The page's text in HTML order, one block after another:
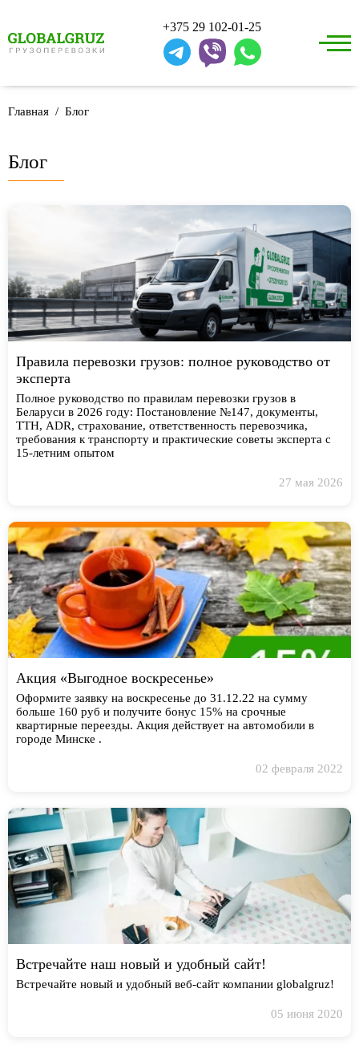
+375 29 102-01-25
Главная Блог
Блог
Правила перевозки грузов: полное руководство от
эксперта
Полное руководство по правилам перевозки грузов в
Беларуси в 2026 году: Постановление №147, документы,
ТТН, ADR, страхование, ответственность перевозчика,
требования к транспорту и практические советы эксперта с
15-летним опытом
27 мая 2026
Акция «Выгодное воскресенье»
Оформите заявку на воскресенье до 31.12.22 на сумму
больше 160 руб и получите бонус 15% на срочные
квартирные переезды. Акция действует на автомобили в
городе Минске .
02 февраля 2022
Встречайте наш новый и удобный сайт!
Встречайте новый и удобный веб-сайт компании globalgruz!
05 июня 2020